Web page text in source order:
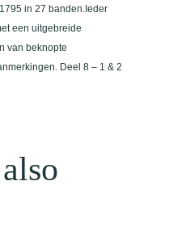
in 27 banden.Ieder
een uitgebreide
van beknopte
Deel 8 – 1 & 2